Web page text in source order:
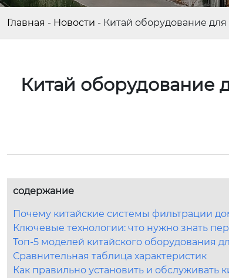
Главная - Новости - Китай оборудование
Китай оборудование
содержание
Почему китайские системы фильтрации
Ключевые технологии: что нужно знать
Топ-5 моделей китайского оборудования
Сравнительная таблица характеристик
Как правильно установить и обслуживать